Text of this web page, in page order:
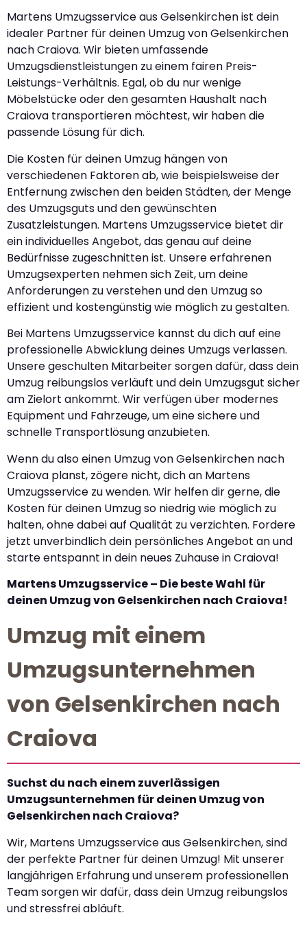
Martens Umzugsservice aus Gelsenkirchen ist dein
idealer Partner für deinen Umzug von Gelsenkirchen
nach Craiova. Wir bieten umfassende
Umzugsdienstleistungen zu einem fairen Preis-
Leistungs-Verhältnis. Egal, ob du nur wenige
Möbelstücke oder den gesamten Haushalt nach
Craiova transportieren möchtest, wir haben die
passende Lösung für dich.
Die Kosten für deinen Umzug hängen von
verschiedenen Faktoren ab, wie beispielsweise der
Entfernung zwischen den beiden Städten, der Menge
des Umzugsguts und den gewünschten
Zusatzleistungen. Martens Umzugsservice bietet dir
ein individuelles Angebot, das genau auf deine
Bedürfnisse zugeschnitten ist. Unsere erfahrenen
Umzugsexperten nehmen sich Zeit, um deine
Anforderungen zu verstehen und den Umzug so
effizient und kostengünstig wie möglich zu gestalten.
Bei Martens Umzugsservice kannst du dich auf eine
professionelle Abwicklung deines Umzugs verlassen.
Unsere geschulten Mitarbeiter sorgen dafür, dass dein
Umzug reibungslos verläuft und dein Umzugsgut sicher
am Zielort ankommt. Wir verfügen über modernes
Equipment und Fahrzeuge, um eine sichere und
schnelle Transportlösung anzubieten.
Wenn du also einen Umzug von Gelsenkirchen nach
Craiova planst, zögere nicht, dich an Martens
Umzugsservice zu wenden. Wir helfen dir gerne, die
Kosten für deinen Umzug so niedrig wie möglich zu
halten, ohne dabei auf Qualität zu verzichten. Fordere
jetzt unverbindlich dein persönliches Angebot an und
starte entspannt in dein neues Zuhause in Craiova!
Martens Umzugsservice – Die beste Wahl für
deinen Umzug von Gelsenkirchen nach Craiova!
Umzug mit einem
Umzugsunternehmen
von Gelsenkirchen nach
Craiova
Suchst du nach einem zuverlässigen
Umzugsunternehmen für deinen Umzug von
Gelsenkirchen nach Craiova?
Wir, Martens Umzugsservice aus Gelsenkirchen, sind
der perfekte Partner für deinen Umzug! Mit unserer
langjährigen Erfahrung und unserem professionellen
Team sorgen wir dafür, dass dein Umzug reibungslos
und stressfrei abläuft.